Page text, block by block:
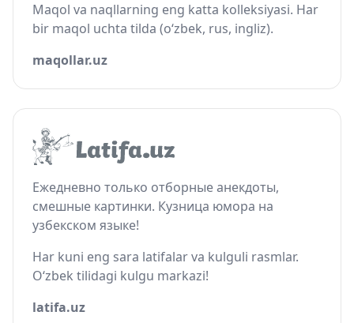
Maqol va naqllarning eng katta kolleksiyasi. Har
bir maqol uchta tilda (o‘zbek, rus, ingliz).
maqollar.uz
Ежедневно только отборные анекдоты,
смешные картинки. Кузница юмора на
узбекском языке!
Har kuni eng sara latifalar va kulguli rasmlar.
O‘zbek tilidagi kulgu markazi!
latifa.uz